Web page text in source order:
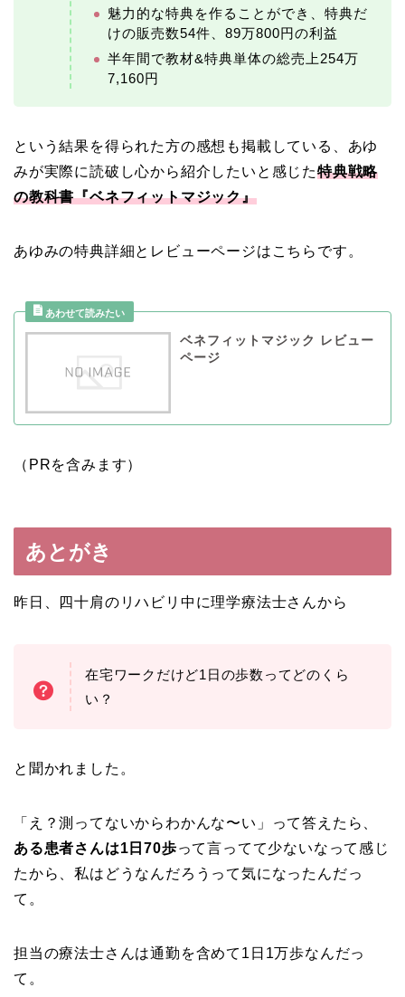
魅力的な特典を作ることができ、特典だ
けの販売数54件、89万800円の利益
半年間で教材&特典単体の総売上254万
7,160円
という結果を得られた方の感想も掲載している、あゆ
みが実際に読破し心から紹介したいと感じた特典戦略
の教科書『ベネフィットマジック』
あゆみの特典詳細とレビューページはこちらです。
ベネフィットマジック レビュー
ページ
（PRを含みます）
あとがき
昨日、四十肩のリハビリ中に理学療法士さんから
在宅ワークだけど1日の歩数ってどのくら
い？
と聞かれました。
「え？測ってないからわかんな〜い」って答えたら、
ある患者さんは1日70歩って言ってて少ないなって感じ
たから、私はどうなんだろうって気になったんだっ
て。
担当の療法士さんは通勤を含めて1日1万歩なんだっ
て。